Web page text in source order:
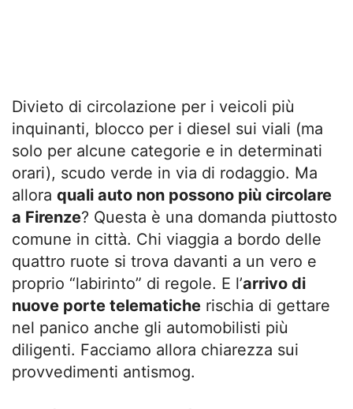
Divieto di circolazione per i veicoli più
inquinanti, blocco per i diesel sui viali (ma
solo per alcune categorie e in determinati
orari), scudo verde in via di rodaggio. Ma
allora quali auto non possono più circolare
a Firenze? Questa è una domanda piuttosto
comune in città. Chi viaggia a bordo delle
quattro ruote si trova davanti a un vero e
proprio “labirinto” di regole. E l’arrivo di
nuove porte telematiche rischia di gettare
nel panico anche gli automobilisti più
diligenti. Facciamo allora chiarezza sui
provvedimenti antismog.